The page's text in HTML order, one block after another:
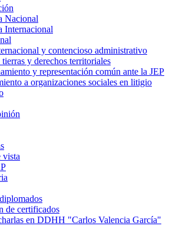
Nacional
Internacional
y contencioso administrativo
y derechos territoriales
y representación común ante la JEP
a organizaciones sociales en litigio
vista
de certificados
en DDHH "Carlos Valencia García"